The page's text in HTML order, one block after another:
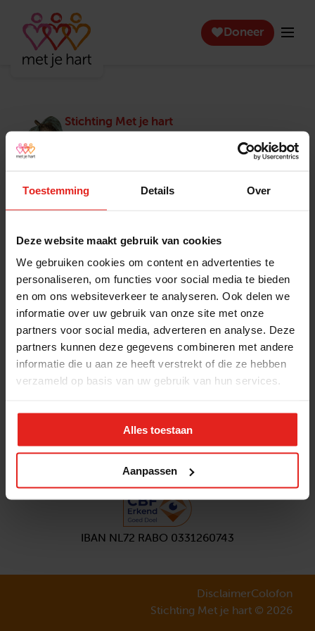
Toestemming Details Over
Deze website maakt gebruik van cookies
We gebruiken cookies om content en advertenties te
personaliseren, om functies voor social media te bieden
en om ons websiteverkeer te analyseren. Ook delen we
informatie over uw gebruik van onze site met onze
partners voor social media, adverteren en analyse. Deze
partners kunnen deze gegevens combineren met andere
informatie die u aan ze heeft verstrekt of die ze hebben
verzameld op basis van uw gebruik van hun services.
Alles toestaan
Aanpassen
Doneer
Stichting Met je hart
Stichting Met je hart laat ouderen die zich
eenzaam voelen weer genieten en inspireert
winnaar van het Appeltje van Oranje.
Actuele vacatures
Pers en media
Jaarverslag 2025
Contact
Klachtenprocedure
Privacyverklaring
Opzeggen
Volg ons
Aanmeldennieuwsbrief
IBAN NL72 RABO 0331260743
DisclaimerColofon
Stichting Met je hart © 2026